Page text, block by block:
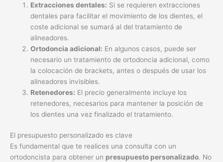
Extracciones dentales: Si se requieren extracciones
dentales para facilitar el movimiento de los dientes, el
coste adicional se sumará al del tratamiento de
alineadores.
Ortodoncia adicional: En algunos casos, puede ser
necesario un tratamiento de ortodoncia adicional, como
la colocación de brackets, antes o después de usar los
alineadores invisibles.
Retenedores: El precio generalmente incluye los
retenedores, necesarios para mantener la posición de
los dientes una vez finalizado el tratamiento.
El presupuesto personalizado es clave
Es fundamental que te realices una consulta con un
ortodoncista para obtener un presupuesto personalizado. No